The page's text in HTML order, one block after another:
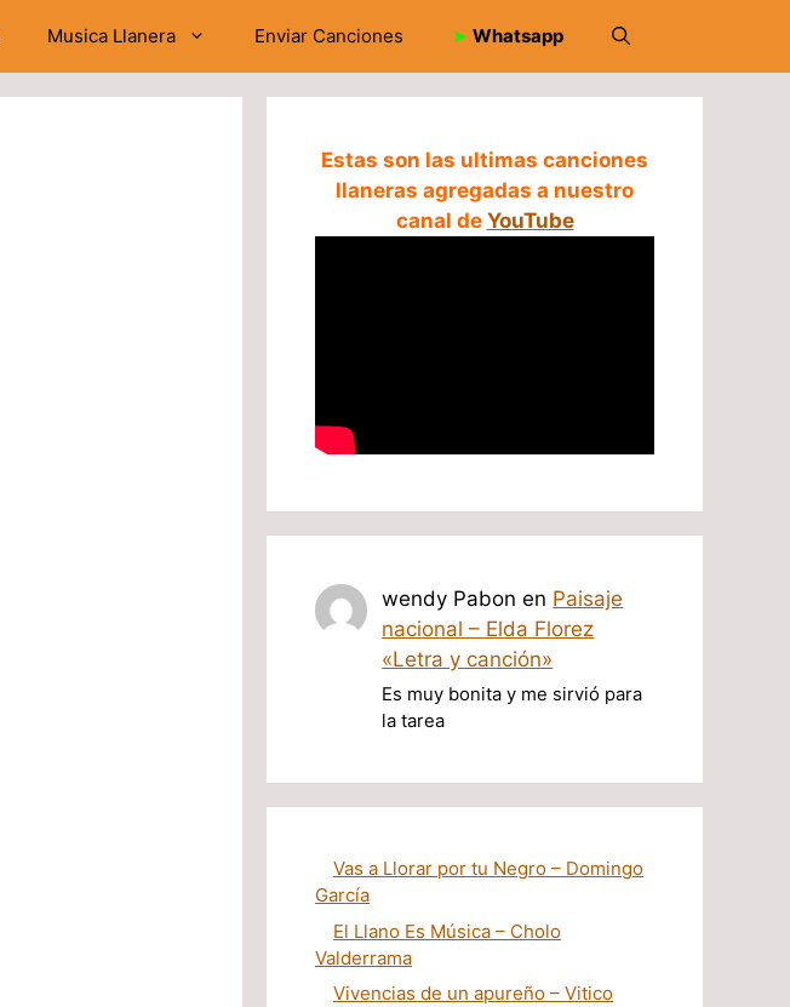
Musica Llanera Enviar Canciones ➤ Whatsapp
Estas son las ultimas canciones
llaneras agregadas a nuestro
canal de YouTube
wendy Pabon en Paisaje
nacional – Elda Florez
«Letra y canción»
Es muy bonita y me sirvió para
la tarea
Vas a Llorar por tu Negro – Domingo
García
El Llano Es Música – Cholo
Valderrama
Vivencias de un apureño – Vitico